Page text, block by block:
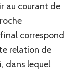
au courant de
correspond
relation de
dans lequel